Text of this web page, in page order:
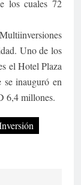
los cuales 72
Uno de los
el Hotel Plaza
se inauguró en
6,4 millones.